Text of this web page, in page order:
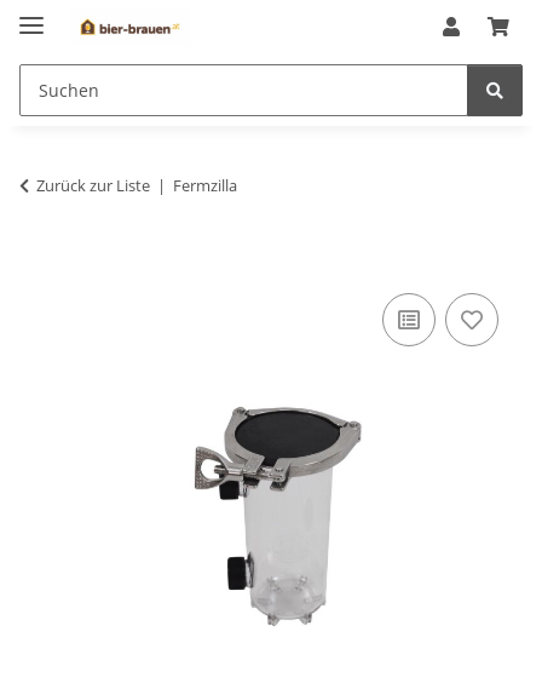
Zurück zur Liste Fermzilla